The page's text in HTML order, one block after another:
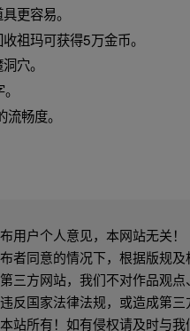
更容易。
祖玛可获得5万金币。
穴。
畅度。
用户个人意见，本网站无关！
者同意的情况下，根据版规及
三方网站，我们不对作品观点
反国家法律法规，或造成第三
站所有！如有侵权请及时与我